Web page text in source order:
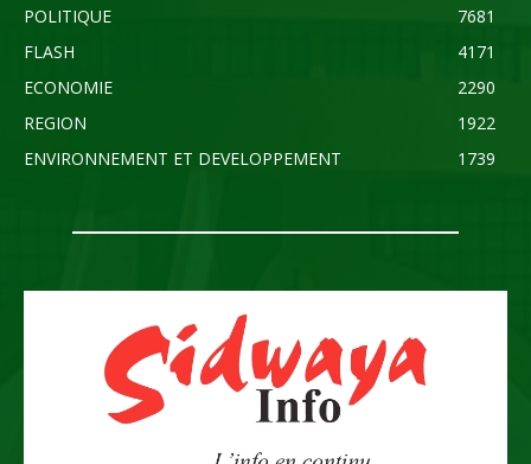
POLITIQUE
7681
FLASH
4171
ECONOMIE
2290
REGION
1922
ENVIRONNEMENT ET DEVELOPPEMENT
1739